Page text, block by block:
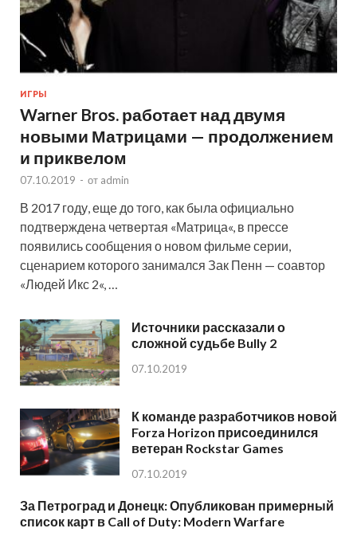
ИГРЫ
Warner Bros. работает над двумя
новыми Матрицами — продолжением
и приквелом
07.10.2019 - от admin
В 2017 году, еще до того, как была официально
подтверждена четвертая «Матрица«, в прессе
появились сообщения о новом фильме серии,
сценарием которого занимался Зак Пенн — соавтор
«Людей Икс 2«, …
Источники рассказали о
сложной судьбе Bully 2
07.10.2019
К команде разработчиков новой
Forza Horizon присоединился
ветеран Rockstar Games
07.10.2019
За Петроград и Донецк: Опубликован примерный
список карт в Call of Duty: Modern Warfare